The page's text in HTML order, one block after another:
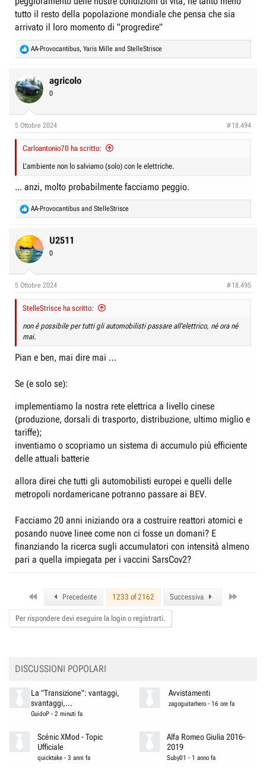
tutto il resto della popolazione mondiale che pensa che sia
arrivato il loro momento di "progredire"
R
e
c
t
i
s
AA-Provocantibus, Yaris Mille and StelleStrisce
agricolo
0
5 Ottobre 2024 #18.494
Carloantonio70 ha scritto:
L'ambiente non lo salviamo (solo) con le elettriche.
... anzi, molto probabilmente facciamo peggio.
R
e
c
t
i
s
AA-Provocantibus and StelleStrisce
U2511
0
5 Ottobre 2024 #18.495
StelleStrisce ha scritto:
non è possibile per tutti gli automobilisti passare all'elettrico, né ora né
mai.
Pian e ben, mai dire mai …
Se (e solo se):
implementiamo la nostra rete elettrica a livello cinese
(produzione, dorsali di trasporto, distribuzione, ultimo miglio e
tariffe);
inventiamo o scopriamo un sistema di accumulo più efficiente
delle attuali batterie
allora direi che tutti gli automobilisti europei e quelli delle
metropoli nordamericane potranno passare ai BEV.
Facciamo 20 anni iniziando ora a costruire reattori atomici e
posando nuove linee come non ci fosse un domani? E
finanziando la ricerca sugli accumulatori con intensità almeno
pari a quella impiegata per i vaccini SarsCov2?
Precedente 1233 of 2162 Successiva
Per rispondere devi eseguire la login o registrarti.
DISCUSSIONI POPOLARI
La "Transizione": vantaggi,
svantaggi,...
GuidoP- 2 minuti fa
Avvistamenti
zagoguitarhero - 16 ore fa
Scénic XMod - Topic
Ufficiale
quicktake -3 anni fa
Alfa Romeo Giulia 2016-
2019
Suby01 - 1 anno fa